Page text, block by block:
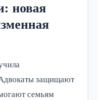
новая
защищают
семьям